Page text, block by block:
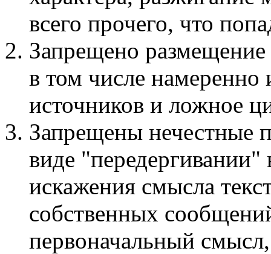
всего прочего, что
Запрещено
в том числе намеренно
источников и ложное
Запрещены нечестные
виде "передергивании"
искажения смысла
собственных
первоначальный